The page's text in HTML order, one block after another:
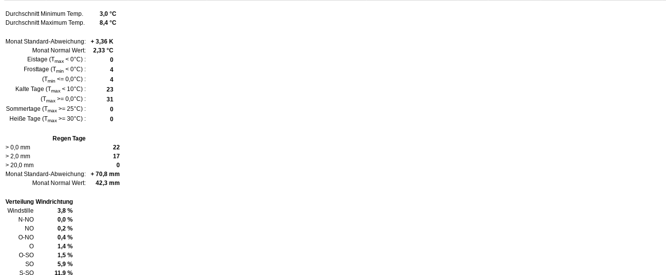
Durchschnitt Minimum Temp.
3,0 °C
Durchschnitt Maximum Temp.
8,4 °C
Monat Standard-Abweichung:
+ 3,36 K
Monat Normal Wert:
2,33 °C
Eistage (Tmax < 0°C) :
0
Frosttage (Tmin < 0°C) :
4
(Tmin <= 0,0°C) :
4
Kalte Tage (Tmax < 10°C) :
23
(Tmax >= 0,0°C) :
31
Sommertage (Tmax >= 25°C) :
0
Heiße Tage (Tmax >= 30°C) : 0
Regen Tage
> 0,0 mm
22
> 2,0 mm
17
> 20,0 mm
0
Monat Standard-Abweichung:
+ 70,8 mm
Monat Normal Wert:
42,3 mm
Verteilung Windrichtung
Windstille
3,8 %
N-NO
0,0 %
NO
0,2 %
O-NO
0,4 %
O
1,4 %
O-SO
1,5 %
SO
5,9 %
S-SO
11,9 %